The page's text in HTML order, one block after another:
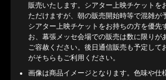
販売いたします。シアター上映チケットを
ただけますが、朝の販売開始時等で混雑が
シアター上映チケットをお持ちの方を優先
お、幕張メッセ会場での販売は数に限りが
ご容赦ください。後日通信販売も予定して
がそちらもご利用ください。
画像は商品イメージとなります。色味や仕